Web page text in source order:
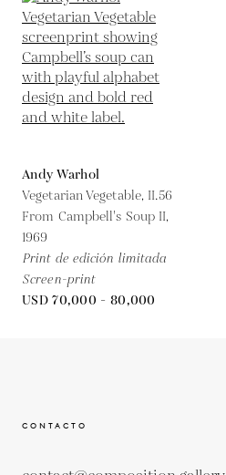
Andy Warhol
Vegetarian Vegetable, II.56
From Campbell's Soup II,
1969
Print de edición limitada
Screen-print
USD 70,000 - 80,000
CONTACTO